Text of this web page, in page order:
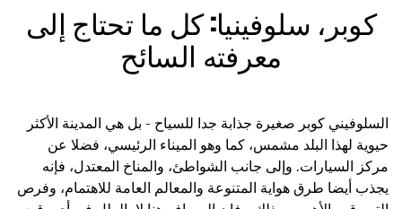
كوبر، سلوفينيا: كل ما تحتاج إلى
معرفته السائح
السلوفيني كوبر صغيرة جذابة جدا للسياح - بل هي المدينة الأكثر
حيوية لهذا البلد مشمس، كما وهو الميناء الرئيسي، فضلا عن
مركز السيارات. وإلى جانب الشواطئ، والمناخ المعتدل، فإنه
يجذب أيضا طرق هواية المتنوعة والمعالم العامة للاهتمام، وفرص